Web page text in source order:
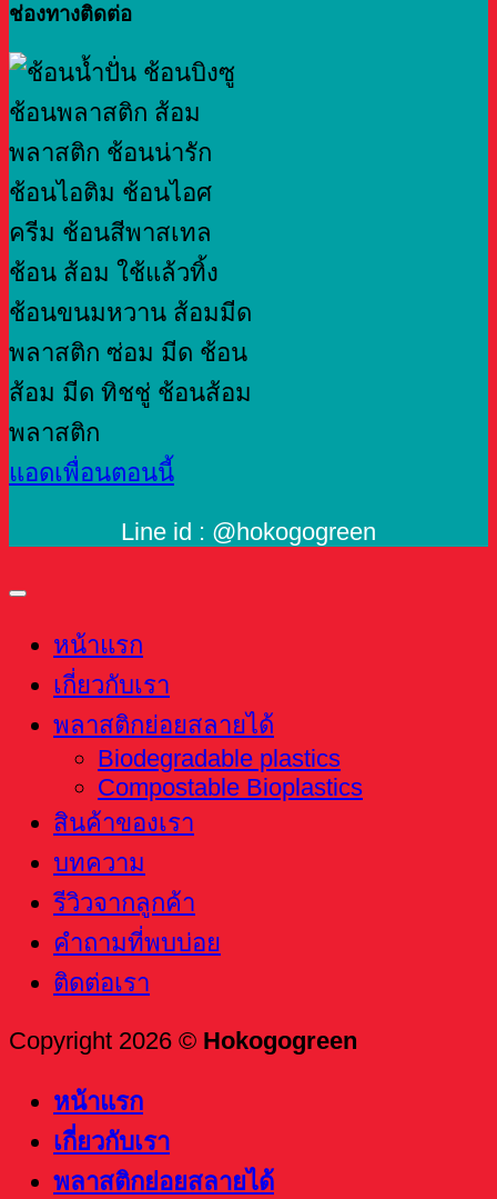
ช่องทางติดต่อ
แอดเพื่อนตอนนี้
Line id : @hokogogreen
หน้าแรก
เกี่ยวกับเรา
พลาสติกย่อยสลายได้
Biodegradable plastics
Compostable Bioplastics
สินค้าของเรา
บทความ
รีวิวจากลูกค้า
คำถามที่พบบ่อย
ติดต่อเรา
Copyright 2026 © Hokogogreen
หน้าแรก
เกี่ยวกับเรา
พลาสติกย่อยสลายได้